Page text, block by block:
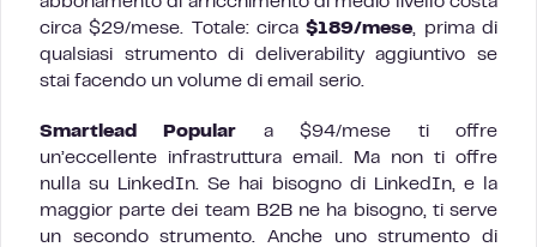
circa $29/mese. Totale: circa$189/mese , prima di
qualsiasi strumento di deliverability aggiuntivo se
stai facendo un volume di email serio.
Smartlead Popular a $94/mese ti offre
un’eccellente infrastruttura email. Ma non ti offre
nulla su LinkedIn. Se hai bisogno di LinkedIn, e la
maggior parte dei team B2B ne ha bisogno, ti serve
un secondo strumento. Anche uno strumento di